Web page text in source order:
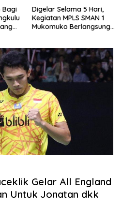
Pemdes Talang Kuning
Rembug Stunting
Gelar All England
Untuk Jonatan dkk